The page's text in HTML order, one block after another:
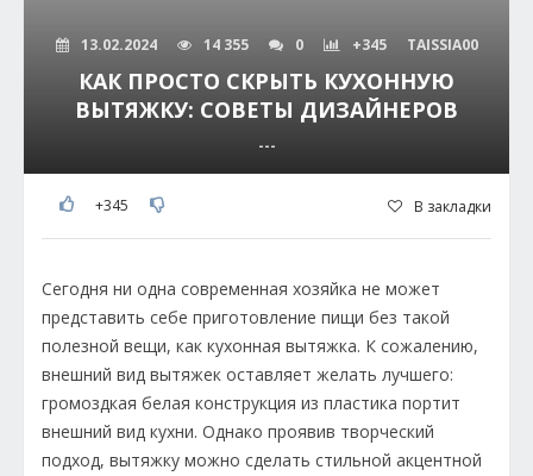
13.02.2024 14 355 0 +345 TAISSIA00
КАК ПРОСТО СКРЫТЬ КУХОННУЮ
ВЫТЯЖКУ: СОВЕТЫ ДИЗАЙНЕРОВ
---
+345 В закладки
Сегодня ни одна современная хозяйка не может
представить себе приготовление пищи без такой
полезной вещи, как кухонная вытяжка. К сожалению,
внешний вид вытяжек оставляет желать лучшего:
громоздкая белая конструкция из пластика портит
внешний вид кухни. Однако проявив творческий
подход, вытяжку можно сделать стильной акцентной